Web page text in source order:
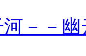
－－